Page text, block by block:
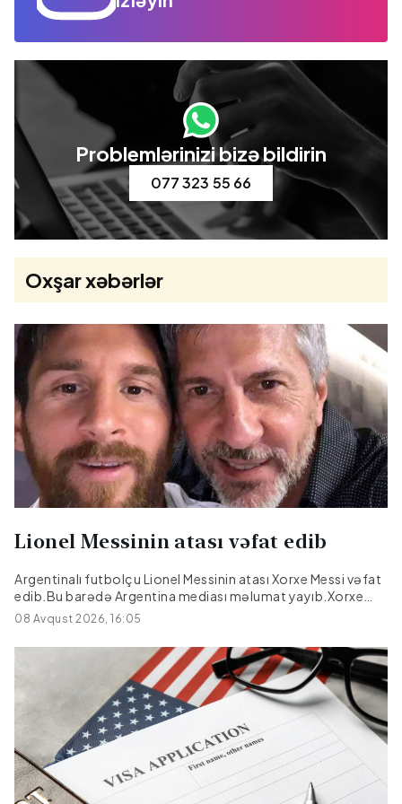
Problemlərinizi bizə bildirin
077 323 55 66
Oxşar xəbərlər
Lionel Messinin atası vəfat edib
Argentinalı futbolçu Lionel Messinin atası Xorxe Messi vəfat
edib.Bu barədə Argentina mediası məlumat yayıb.Xorxe
Messi müalicə olunduğu xəstəxanada 68 yaşında dünyasını
dəyişib.Onun səhhətində bir müddətdir problem yarandığı
bildirilir.
08 Avqust 2026, 16:05